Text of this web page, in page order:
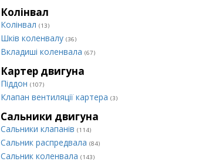
Колінвал
Колінвал (13)
Шків коленвалу (36)
Вкладиші коленвала (67)
Картер двигуна
Піддон (107)
Клапан вентиляції картера (3)
Сальники двигуна
Сальники клапанів (114)
Сальник распредвала (84)
Сальник коленвала (143)